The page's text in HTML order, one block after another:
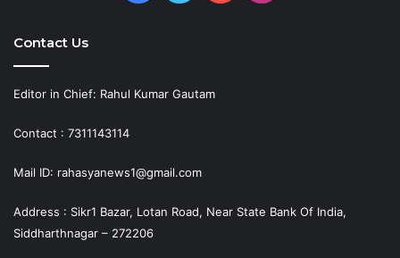
Contact Us
Editor in Chief: Rahul Kumar Gautam
Contact : 7311143114
Mail ID: rahasyanews1@gmail.com
Address : Sikr1 Bazar, Lotan Road, Near State Bank Of India,
Siddharthnagar – 272206